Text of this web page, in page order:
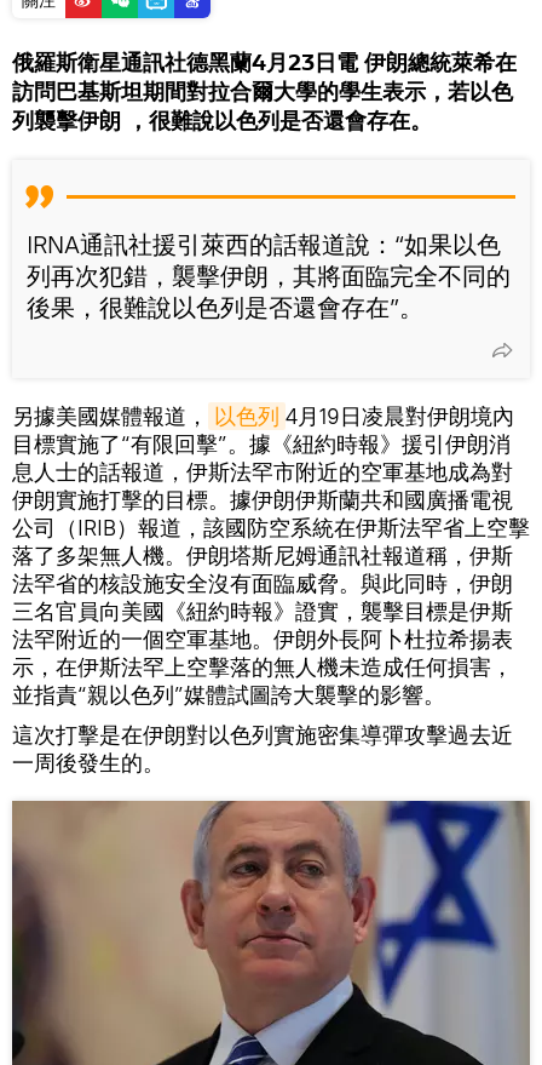
俄羅斯衛星通訊社德黑蘭4月23日電 伊朗總統萊希在
訪問巴基斯坦期間對拉合爾大學的學生表示，若以色
列襲擊伊朗 ，很難說以色列是否還會存在。
IRNA通訊社援引萊西的話報道說：“如果以色
列再次犯錯，襲擊伊朗，其將面臨完全不同的
後果，很難說以色列是否還會存在”。
另據美國媒體報道， 以色列 4月19日凌晨對伊朗境內
目標實施了“有限回擊”。據《紐約時報》援引伊朗消
息人士的話報道，伊斯法罕市附近的空軍基地成為對
伊朗實施打擊的目標。據伊朗伊斯蘭共和國廣播電視
公司（IRIB）報道，該國防空系統在伊斯法罕省上空擊
落了多架無人機。伊朗塔斯尼姆通訊社報道稱，伊斯
法罕省的核設施安全沒有面臨威脅。與此同時，伊朗
三名官員向美國《紐約時報》證實，襲擊目標是伊斯
法罕附近的一個空軍基地。伊朗外長阿卜杜拉希揚表
示，在伊斯法罕上空擊落的無人機未造成任何損害，
並指責“親以色列”媒體試圖誇大襲擊的影響。
這次打擊是在伊朗對以色列實施密集導彈攻擊過去近
一周後發生的。